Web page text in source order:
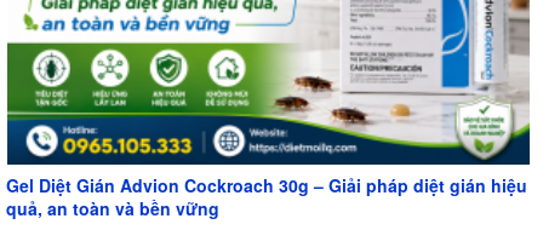
Gel Diệt Gián Advion Cockroach 30g – Giải pháp diệt gián hiệu
quả, an toàn và bền vững